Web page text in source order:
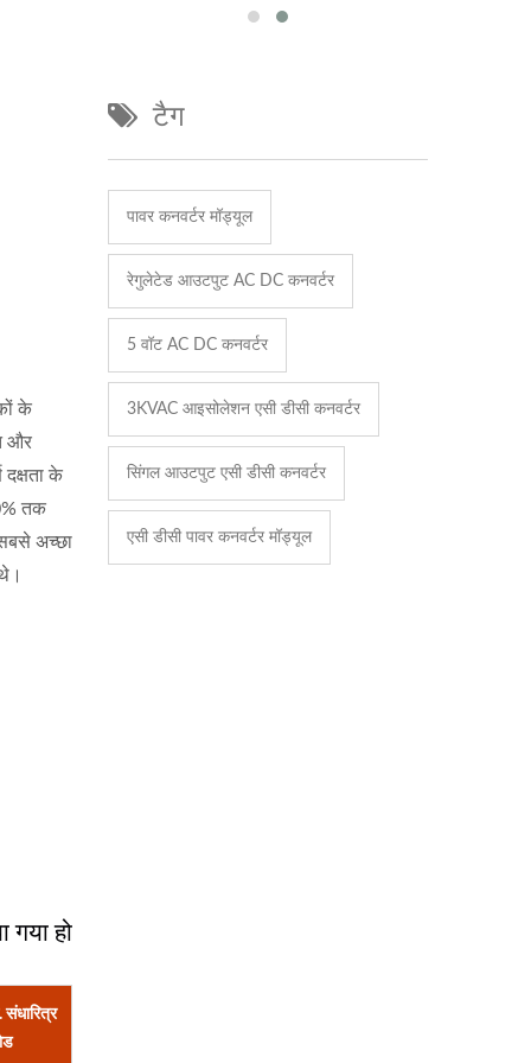
के
और
के
तक
अच्छा
हो
टैग
पावर कनवर्टर मॉड्यूल
रेगुलेटेड आउटपुट AC DC कनवर्टर
5 वॉट AC DC कनवर्टर
3KVAC आइसोलेशन एसी डीसी कनवर्टर
सिंगल आउटपुट एसी डीसी कनवर्टर
एसी डीसी पावर कनवर्टर मॉड्यूल